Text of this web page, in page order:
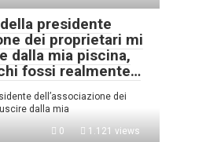
presidente
dei proprietari mi
dalla mia piscina,
fossi realmente…
dell’associazione dei
dalla mia
0 1.121 views